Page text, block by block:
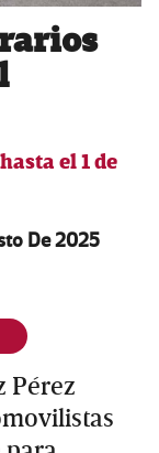
el 1 de
De 2025
Pérez